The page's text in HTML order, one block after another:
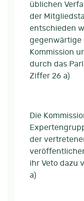
üblichen
der
entschieden
gegenwärtige
Kommission
durch das
Ziffer 26 a)
Die
der
ihr Veto dazu
a)